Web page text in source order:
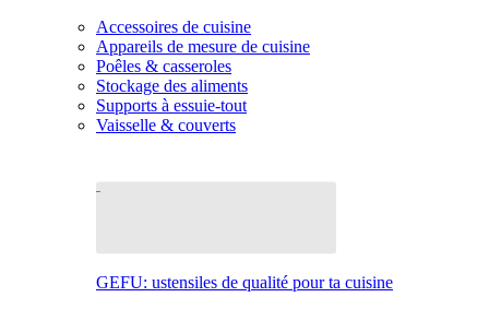
Accessoires de cuisine
Appareils de mesure de cuisine
Poêles & casseroles
Stockage des aliments
Supports à essuie-tout
Vaisselle & couverts
GEFU: ustensiles de qualité pour ta cuisine